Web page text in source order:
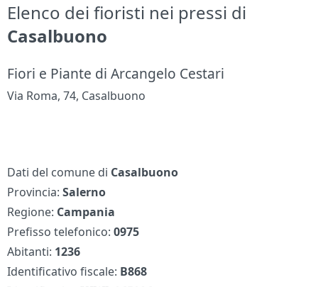
Elenco dei fioristi nei pressi di
Casalbuono
Fiori e Piante di Arcangelo Cestari
Via Roma, 74, Casalbuono
Dati del comune di Casalbuono
Provincia:Salerno
Regione: Campania
Prefisso telefonico:0975
Abitanti: 1236
Identificativo fiscale: B868